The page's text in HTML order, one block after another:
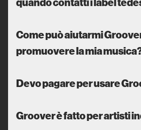
Come può aiutarmi
promuovere la mia
Devo pagare per usare
Groover è fatto per artisti